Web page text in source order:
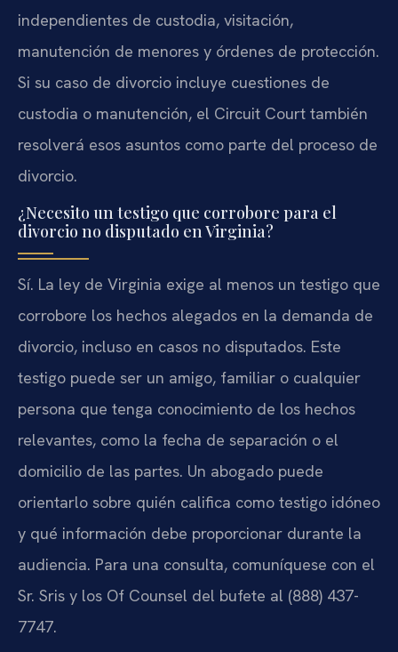
independientes de custodia, visitación,
manutención de menores y órdenes de protección.
Si su caso de divorcio incluye cuestiones de
custodia o manutención, el Circuit Court también
resolverá esos asuntos como parte del proceso de
divorcio.
¿Necesito un testigo que corrobore para el
divorcio no disputado en Virginia?
Sí. La ley de Virginia exige al menos un testigo que
corrobore los hechos alegados en la demanda de
divorcio, incluso en casos no disputados. Este
testigo puede ser un amigo, familiar o cualquier
persona que tenga conocimiento de los hechos
relevantes, como la fecha de separación o el
domicilio de las partes. Un abogado puede
orientarlo sobre quién califica como testigo idóneo
y qué información debe proporcionar durante la
audiencia. Para una consulta, comuníquese con el
Sr. Sris y los Of Counsel del bufete al (888) 437-
7747.